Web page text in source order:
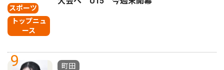
スポーツ
トップニュ
ース
9
町田